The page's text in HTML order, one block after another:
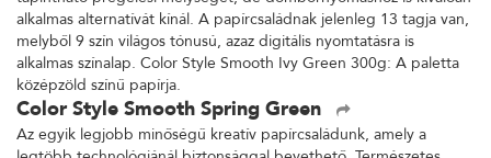
alkalmas alternatívát kínál. A papírcsaládnak jelenleg 13 tagja van,
melyből 9 szín világos tónusú, azaz digitális nyomtatásra is
alkalmas színalap. Color Style Smooth Ivy Green 300g: A paletta
középzöld színű papírja.
Color Style Smooth Spring Green
Az egyik legjobb minőségű kreatív papírcsaládunk, amely a